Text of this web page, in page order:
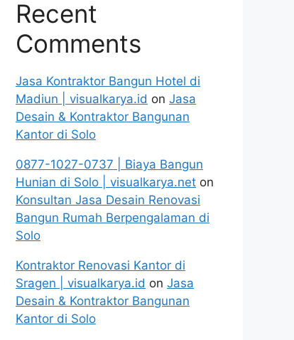
Recent
Comments
Jasa Kontraktor Bangun Hotel di
Madiun | visualkarya.id on Jasa
Desain & Kontraktor Bangunan
Kantor di Solo
0877-1027-0737 | Biaya Bangun
Hunian di Solo | visualkarya.net on
Konsultan Jasa Desain Renovasi
Bangun Rumah Berpengalaman di
Solo
Kontraktor Renovasi Kantor di
Sragen | visualkarya.id on Jasa
Desain & Kontraktor Bangunan
Kantor di Solo